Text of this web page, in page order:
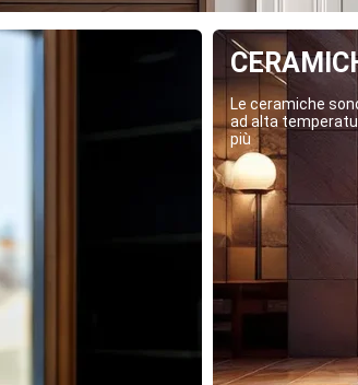
Le ceramiche
ad alta
più